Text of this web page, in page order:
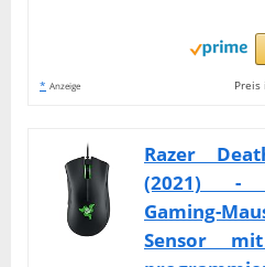
* Anzeige Preis
Razer
(2021) -
Gaming-
Sensor